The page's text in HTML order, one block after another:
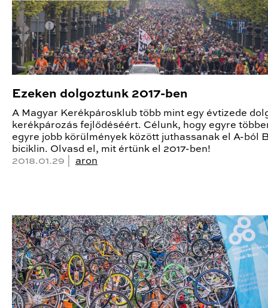
Ezeken dolgoztunk 2017-ben
A Magyar Kerékpárosklub több mint egy évtizede
kerékpározás fejlődéséért. Célunk, hogy egyre
egyre jobb körülmények között juthassanak el A-ból
biciklin. Olvasd el, mit értünk el 2017-ben!
2018.01.29 | aron